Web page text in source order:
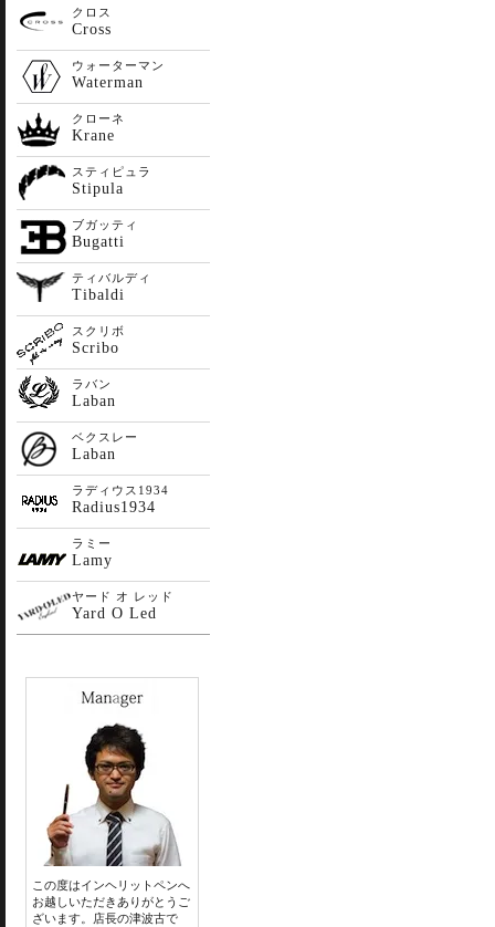
クロス
Cross
ウォーターマン
Waterman
クローネ
Krane
スティピュラ
Stipula
ブガッティ
Bugatti
ティバルディ
Tibaldi
スクリボ
Scribo
ラバン
Laban
ベクスレー
Laban
ラディウス1934
Radius1934
ラミー
Lamy
ヤード オ レッド
Yard O Led
この度はインヘリットペンへ
お越しいただきありがとうご
ざいます。店長の津波古で